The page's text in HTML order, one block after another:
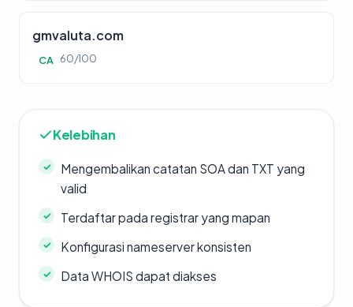
gmvaluta.com
CA 60/100
Kelebihan
Mengembalikan catatan SOA dan TXT yang
valid
Terdaftar pada registrar yang mapan
Konfigurasi nameserver konsisten
Data WHOIS dapat diakses